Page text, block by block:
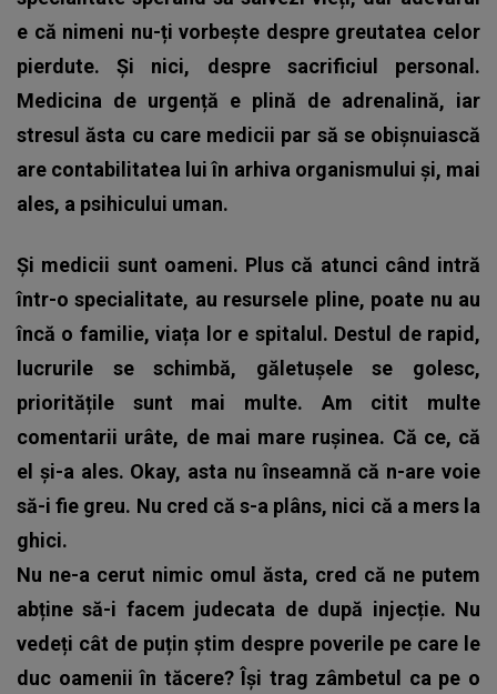
e că nimeni nu-ți vorbește despre greutatea celor
pierdute. Și nici, despre sacrificiul personal.
Medicina de urgență e plină de adrenalină, iar
stresul ăsta cu care medicii par să se obișnuiască
are contabilitatea lui în arhiva organismului și, mai
ales, a psihicului uman.
Și medicii sunt oameni. Plus că atunci când intră
într-o specialitate, au resursele pline, poate nu au
încă o familie, viața lor e spitalul. Destul de rapid,
lucrurile se schimbă, găletușele se golesc,
prioritățile sunt mai multe. Am citit multe
comentarii urâte, de mai mare rușinea. Că ce, că
el și-a ales. Okay, asta nu înseamnă că n-are voie
să-i fie greu. Nu cred că s-a plâns, nici că a mers la
ghici.
Nu ne-a cerut nimic omul ăsta, cred că ne putem
abține să-i facem judecata de după injecție. Nu
vedeți cât de puțin știm despre poverile pe care le
duc oamenii în tăcere? Își trag zâmbetul ca pe o